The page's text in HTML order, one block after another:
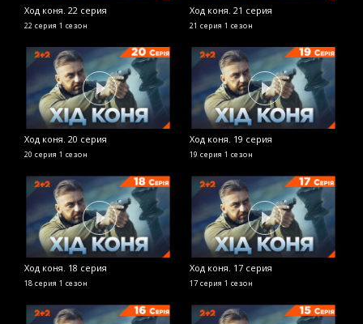
Ход коня. 22 серия
22 серия 1 сезон
Ход коня. 21 серия
21 серия 1 сезон
Ход коня. 20 серия
20 серия 1 сезон
Ход коня. 19 серия
19 серия 1 сезон
Ход коня. 18 серия
18 серия 1 сезон
Ход коня. 17 серия
17 серия 1 сезон